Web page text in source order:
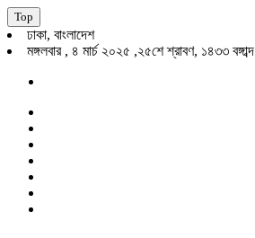
Top
ঢাকা, বাংলাদেশ
মঙ্গলবার , ৪ মার্চ ২০২৫ ,২৫শে শ্রাবণ, ১৪৩৩ বঙ্গাব্দ